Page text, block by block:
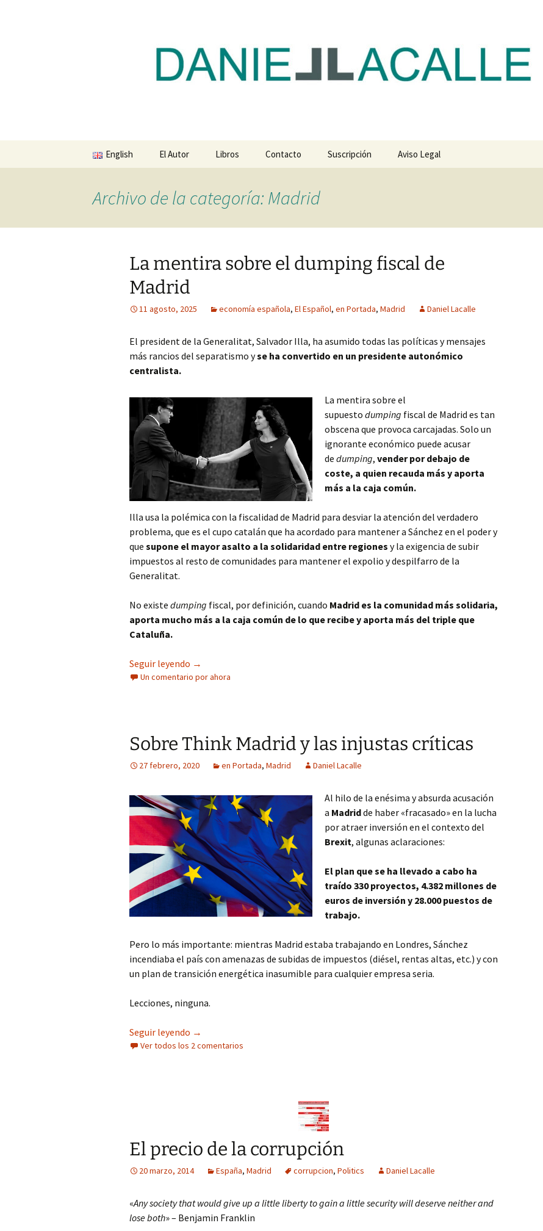
dlacalle.com
English El Autor Libros Contacto Suscripción Aviso Legal
Archivo de la categoría: Madrid
La mentira sobre el dumping fiscal de
Madrid
11 agosto, 2025 economía española, El Español, en Portada, Madrid Daniel Lacalle
El president de la Generalitat, Salvador Illa, ha asumido todas las políticas y mensajes
más rancios del separatismo yse ha convertido en un presidente autonómico
centralista.
La mentira sobre el
supuesto dumping fiscal de Madrid es tan
obscena que provoca carcajadas. Solo un
ignorante económico puede acusar
de dumping, vender por debajo de
coste, a quien recauda más y aporta
más a la caja común.
Illa usa la polémica con la fiscalidad de Madrid para desviar la atención del verdadero
problema, que es el cupo catalán que ha acordado para mantener a Sánchez en el poder y
que supone el mayor asalto a la solidaridad entre regiones y la exigencia de subir
impuestos al resto de comunidades para mantener el expolio y despilfarro de la
Generalitat.
No existe dumping fiscal, por definición, cuando Madrid es la comunidad más solidaria,
aporta mucho más a la caja común de lo que recibe y aporta más del triple que
Cataluña.
Seguir leyendo La mentira sobre el dumping fiscal de Madrid
→
Un comentario por ahora
Sobre Think Madrid y las injustas críticas
27 febrero, 2020 en Portada, Madrid Daniel Lacalle
Al hilo de la enésima y absurda acusación
a Madridde haber «fracasado» en la lucha
por atraer inversión en el contexto del
Brexit, algunas aclaraciones:
El plan que se ha llevado a cabo ha
traído 330 proyectos, 4.382 millones de
euros de inversión y 28.000 puestos de
trabajo.
Pero lo más importante: mientras Madrid estaba trabajando en Londres, Sánchez
incendiaba el país con amenazas de subidas de impuestos (diésel, rentas altas, etc.) y con
un plan de transición energética inasumible para cualquier empresa seria.
Lecciones, ninguna.
Seguir leyendo Sobre Think Madrid y las injustas críticas
→
Ver todos los 2 comentarios
El precio de la corrupción
20 marzo, 2014 España, Madrid corrupcion, Politics Daniel Lacalle
«Any society that would give up a little liberty to gain a little security will deserve neither and
lose both» – Benjamin Franklin